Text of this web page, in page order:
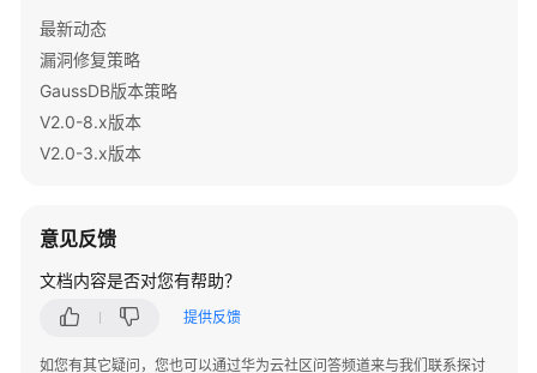
参
安
最新动态
漏洞修复策略
GaussDB版本策略
V2.0-8.x版本
V2.0-3.x版本
意见反馈
文档内容是否对您有帮助？
提供反馈
如您有其它疑问，您也可以通过华为云社区问答频道来与我们联系探讨